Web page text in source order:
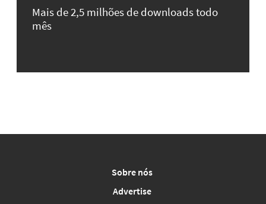
Mais de 2,5 milhões de downloads todo
mês
Sobre nós
Advertise